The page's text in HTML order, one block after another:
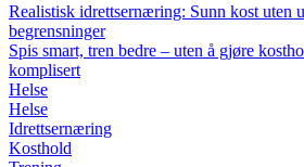
Realistisk idrettsernæring: Sunn kost uten
begrensninger
Spis smart, tren bedre – uten å gjøre
komplisert
Helse
Helse
Idrettsernæring
Kosthold